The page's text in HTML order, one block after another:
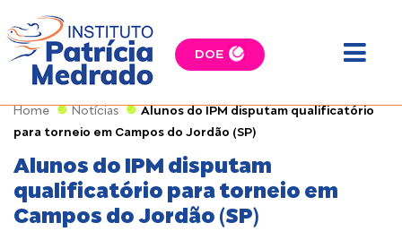
DOE
Home Notícias
Alunos do IPM disputam qualificatório
para torneio em Campos do Jordão (SP)
Alunos do IPM disputam
qualificatório para torneio em
Campos do Jordão (SP)